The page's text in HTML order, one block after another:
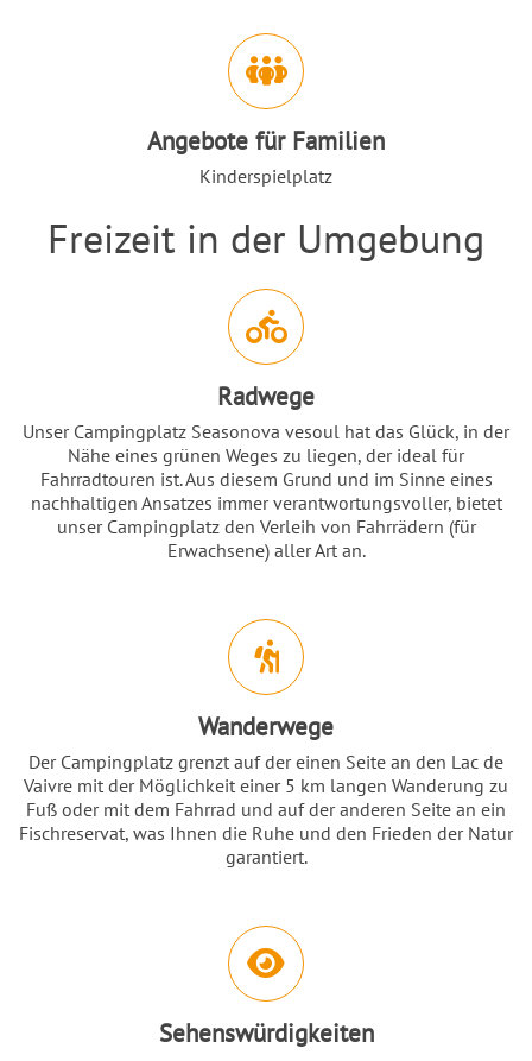
Angebote für Familien
Kinderspielplatz
Einleitung
Freizeit in der Umgebung
Abschnitt für Icons und Features
Radwege
Unser Campingplatz Seasonova vesoul hat das Glück, in der
Nähe eines grünen Weges zu liegen, der ideal für
Fahrradtouren ist. Aus diesem Grund und im Sinne eines
nachhaltigen Ansatzes immer verantwortungsvoller, bietet
unser Campingplatz den Verleih von Fahrrädern (für
Erwachsene) aller Art an.
Wanderwege
Der Campingplatz grenzt auf der einen Seite an den Lac de
Vaivre mit der Möglichkeit einer 5 km langen Wanderung zu
Fuß oder mit dem Fahrrad und auf der anderen Seite an ein
Fischreservat, was Ihnen die Ruhe und den Frieden der Natur
garantiert.
Sehenswürdigkeiten